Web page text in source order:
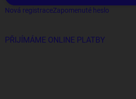
Nová registraceZapomenuté heslo
PŘIJÍMÁME ONLINE PLATBY